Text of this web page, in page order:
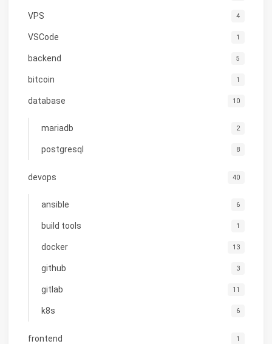
VPS 4
VSCode 1
backend 5
bitcoin 1
database 10
mariadb 2
postgresql 8
devops 40
ansible 6
build tools 1
docker 13
github 3
gitlab 11
k8s 6
frontend 1